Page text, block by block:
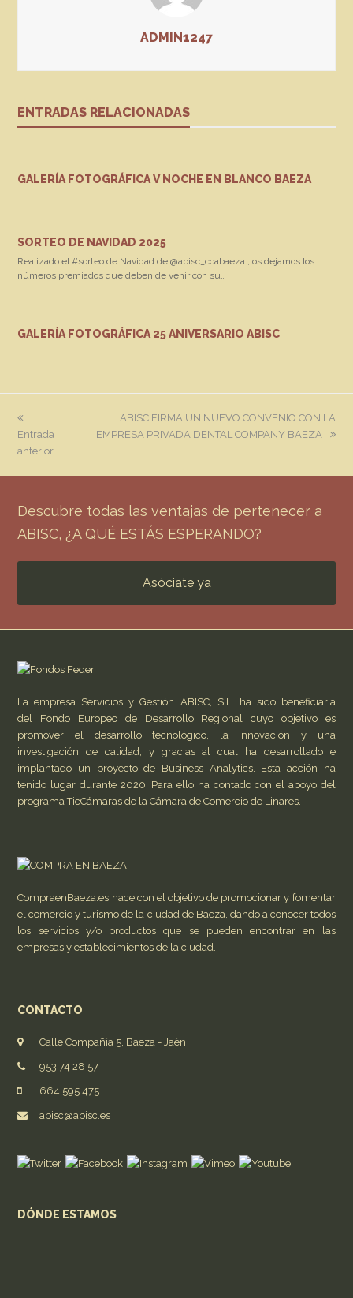
ADMIN1247
ENTRADAS RELACIONADAS
GALERÍA FOTOGRÁFICA V NOCHE EN BLANCO BAEZA
SORTEO DE NAVIDAD 2025
Realizado el #sorteo de Navidad de @abisc_ccabaeza , os dejamos los
números premiados que deben de venir con su…
GALERÍA FOTOGRÁFICA 25 ANIVERSARIO ABISC
post:
Entrada
anterior
next
post:
ABISC FIRMA UN NUEVO CONVENIO CON LA
EMPRESA PRIVADA DENTAL COMPANY BAEZA
Descubre todas las ventajas de pertenecer a
ABISC, ¿A QUÉ ESTÁS ESPERANDO?
Asóciate ya
La empresa Servicios y Gestión ABISC, S.L. ha sido beneficiaria
del Fondo Europeo de Desarrollo Regional cuyo objetivo es
promover el desarrollo tecnológico, la innovación y una
investigación de calidad, y gracias al cual ha desarrollado e
implantado un proyecto de Business Analytics. Esta acción ha
tenido lugar durante 2020. Para ello ha contado con el apoyo del
programa TicCámaras de la Cámara de Comercio de Linares.
CompraenBaeza.es nace con el objetivo de promocionar y fomentar
el comercio y turismo de la ciudad de Baeza, dando a conocer todos
los servicios y/o productos que se pueden encontrar en las
empresas y establecimientos de la ciudad.
CONTACTO
Calle Compañía 5, Baeza - Jaén
953 74 28 57
664 595 475
abisc@abisc.es
DÓNDE ESTAMOS